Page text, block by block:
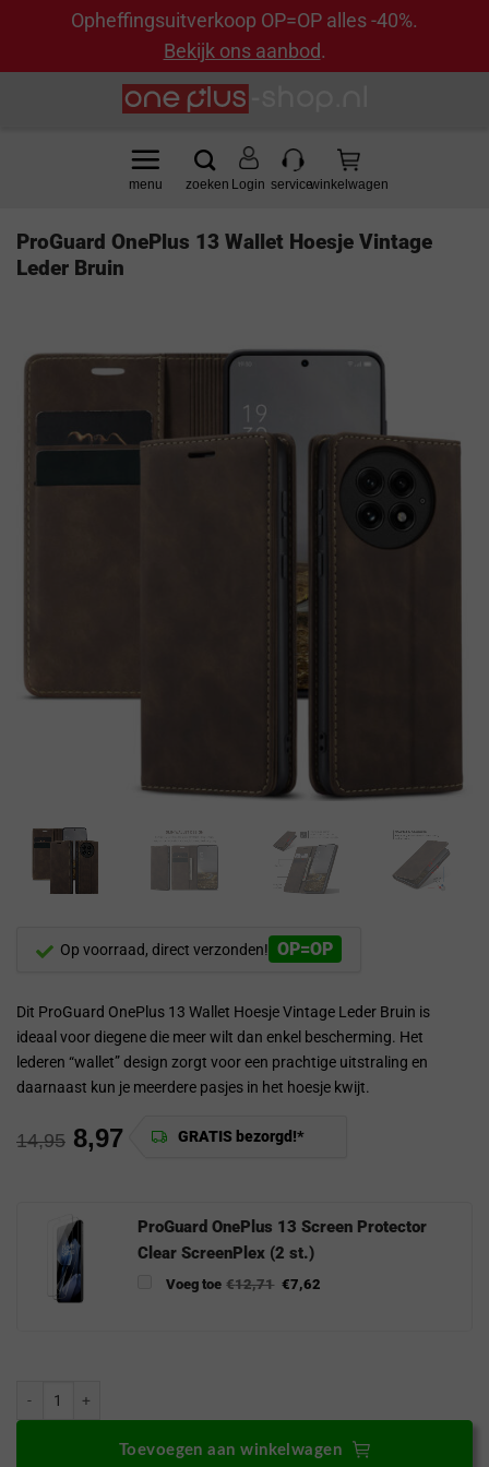
Opheffingsuitverkoop OP=OP alles -40%.
Bekijk ons aanbod.
Login
ProGuard OnePlus 13 Wallet Hoesje Vintage
Leder Bruin
Op voorraad, direct verzonden! OP=OP
Dit ProGuard OnePlus 13 Wallet Hoesje Vintage Leder Bruin is
ideaal voor diegene die meer wilt dan enkel bescherming. Het
lederen “wallet” design zorgt voor een prachtige uitstraling en
daarnaast kun je meerdere pasjes in het hoesje kwijt.
GRATIS bezorgd!*
14,95 8,97
ProGuard OnePlus 13 Screen Protector
Clear ScreenPlex (2 st.)
Voeg toe €12,71 €7,62
Toevoegen aan winkelwagen